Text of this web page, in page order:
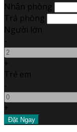
Nhận phòng
Trả phòng
Người lớn
-
+
Trẻ em
-
+